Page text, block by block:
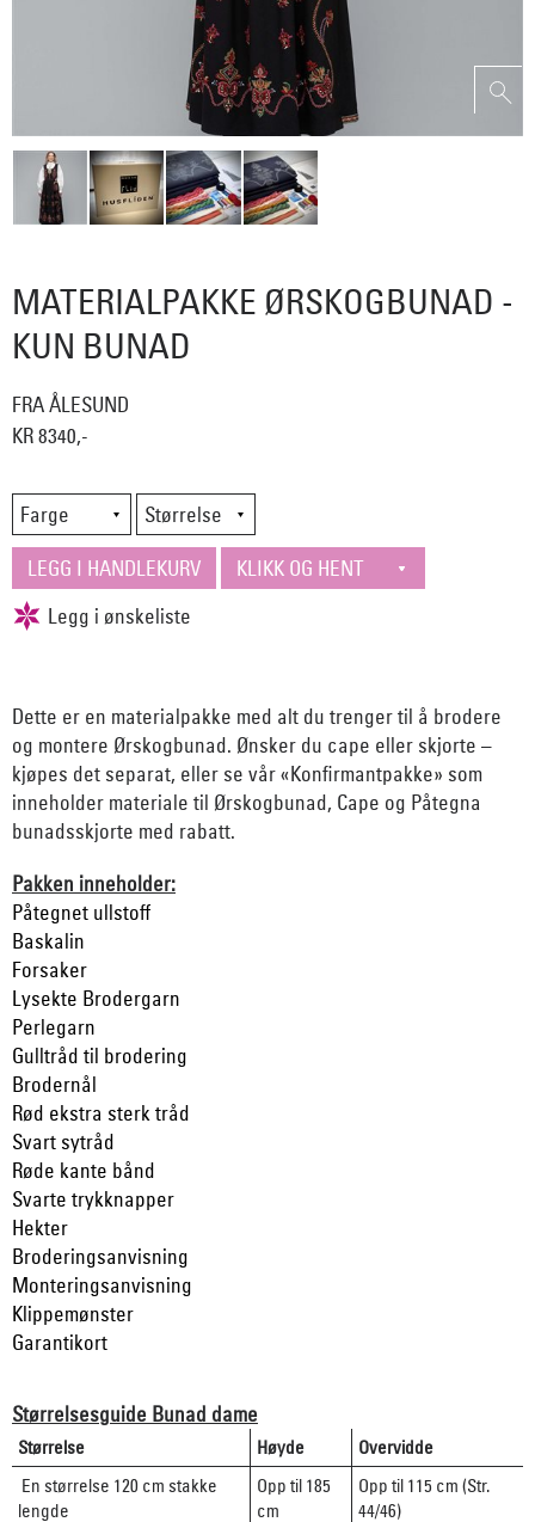
MATERIALPAKKE ØRSKOGBUNAD -
KUN BUNAD
FRA ÅLESUND
KR 8340,-
Dette er en materialpakke med alt du trenger til å brodere
og montere Ørskogbunad. Ønsker du cape eller skjorte –
kjøpes det separat, eller se vår «Konfirmantpakke» som
inneholder materiale til Ørskogbunad, Cape og Påtegna
bunadsskjorte med rabatt.
Pakken inneholder:
Påtegnet ullstoff
Baskalin
Forsaker
Lysekte Brodergarn
Perlegarn
Gulltråd til brodering
Brodernål
Rød ekstra sterk tråd
Svart sytråd
Røde kante bånd
Svarte trykknapper
Hekter
Broderingsanvisning
Monteringsanvisning
Klippemønster
Garantikort
Størrelsesguide Bunad dame
Størrelse Høyde
Overvidde
En størrelse 120 cm stakke
lengde
Opp til 185
cm
Opp til 115 cm (Str.
44/46)